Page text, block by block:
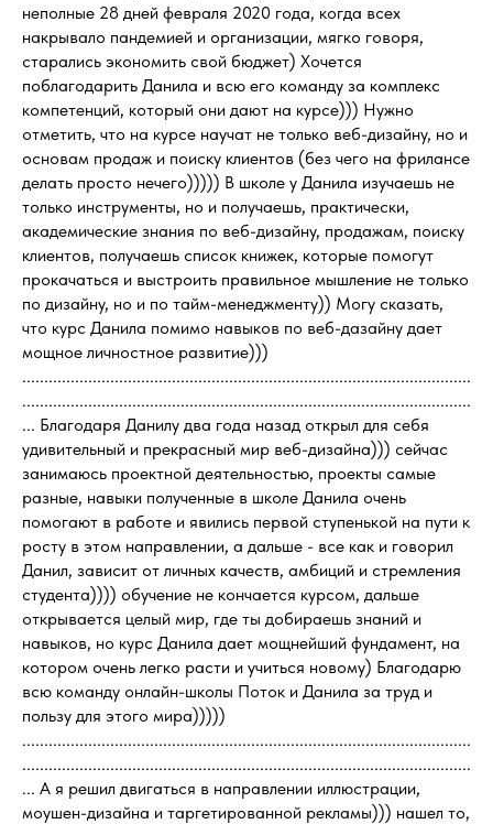
неполные 28 дней февраля 2020 года, когда всех
накрывало пандемией и организации, мягко говоря,
старались экономить свой бюджет) Хочется
поблагодарить Данила и всю его команду за комплекс
компетенций, который они дают на курсе))) Нужно
отметить, что на курсе научат не только веб-дизайну, но и
основам продаж и поиску клиентов (без чего на фрилансе
делать просто нечего))))) В школе у Данила изучаешь не
только инструменты, но и получаешь, практически,
академические знания по веб-дизайну, продажам, поиску
клиентов, получаешь список книжек, которые помогут
прокачаться и выстроить правильное мышление не только
по дизайну, но и по тайм-менеджменту)) Могу сказать,
что курс Данила помимо навыков по веб-дазайну дает
мощное личностное развитие)))
......................................................................................................
......................................................................................................
... Благодаря Данилу два года назад открыл для себя
удивительный и прекрасный мир веб-дизайна))) сейчас
занимаюсь проектной деятельностью, проекты самые
разные, навыки полученные в школе Данила очень
помогают в работе и явились первой ступенькой на пути к
росту в этом направлении, а дальше - все как и говорил
Данил, зависит от личных качеств, амбиций и стремления
студента)))) обучение не кончается курсом, дальше
открывается целый мир, где ты добираешь знаний и
навыков, но курс Данила дает мощнейший фундамент, на
котором очень легко расти и учиться новому) Благодарю
всю команду онлайн-школы Поток и Данила за труд и
пользу для этого мира)))))
......................................................................................................
......................................................................................................
... А я решил двигаться в направлении иллюстрации,
моушен-дизайна и таргетированной рекламы))) нашел то,